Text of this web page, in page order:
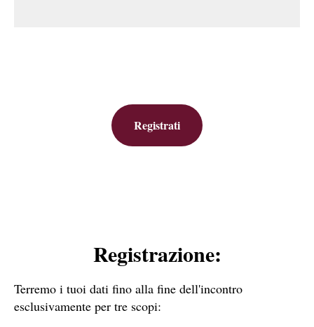
Registrati
Registrazione:
Terremo i tuoi dati fino alla fine dell'incontro
esclusivamente per tre scopi: